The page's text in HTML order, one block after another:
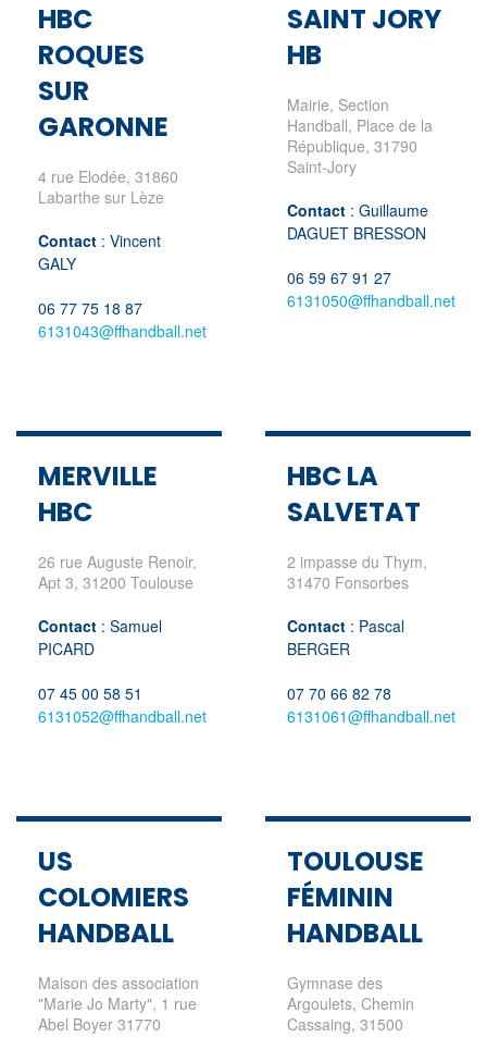
HBC
ROQUES
SUR
GARONNE
4 rue Elodée, 31860
Labarthe sur Lèze
Contact : Vincent
GALY
06 77 75 18 87
6131043@ffhandball.net
SAINT JORY
HB
Mairie, Section
Handball, Place de la
République, 31790
Saint-Jory
Contact : Guillaume
DAGUET BRESSON
06 59 67 91 27
6131050@ffhandball.net
MERVILLE
HBC
26 rue Auguste Renoir,
Apt 3, 31200 Toulouse
Contact : Samuel
PICARD
07 45 00 58 51
6131052@ffhandball.net
HBC LA
SALVETAT
2 impasse du Thym,
31470 Fonsorbes
Contact : Pascal
BERGER
07 70 66 82 78
6131061@ffhandball.net
US
COLOMIERS
HANDBALL
Maison des association
"Marie Jo Marty", 1 rue
Abel Boyer 31770
TOULOUSE
FÉMININ
HANDBALL
Gymnase des
Argoulets, Chemin
Cassaing, 31500